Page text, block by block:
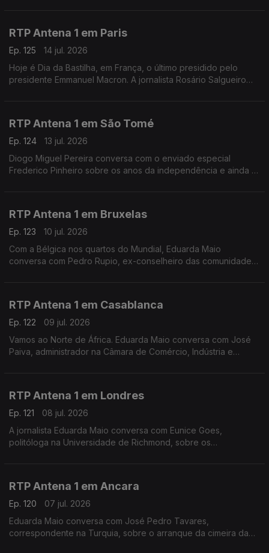
RTP Antena 1 em Paris
Ep. 125
14 jul. 2026
Hoje é Dia da Bastilha, em França, o último presidido pelo
presidente Emmanuel Macron. A jornalista Rosário Salgueiro
RTP Antena 1 em São Tomé
Ep. 124
13 jul. 2026
Diogo Miguel Pereira conversa com o enviado especial
Frederico Pinheiro sobre os anos da independência e ainda o
RTP Antena 1 em Bruxelas
Ep. 123
10 jul. 2026
Com a Bélgica nos quartos do Mundial, Eduarda Maio
conversa com Pedro Rupio, ex-conselheiro das comunidades
RTP Antena 1 em Casablanca
Ep. 122
09 jul. 2026
Vamos ao Norte de África. Eduarda Maio conversa com José
Paiva, administrador na Câmara de Comércio, Indústria e
RTP Antena 1 em Londres
Ep. 121
08 jul. 2026
A jornalista Eduarda Maio conversa com Eunice Goes,
politóloga na Universidade de Richmond, sobre os
RTP Antena 1 em Ancara
Ep. 120
07 jul. 2026
Eduarda Maio conversa com José Pedro Tavares,
correspondente na Turquia, sobre o arranque da cimeira da